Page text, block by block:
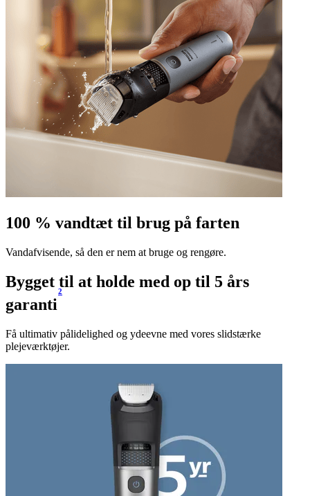
100 % vandtæt til brug på farten
Vandafvisende, så den er nem at bruge og rengøre.
Bygget til at holde med op til 5 års
garanti
2
Få ultimativ pålidelighed og ydeevne med vores slidstærke
plejeværktøjer.